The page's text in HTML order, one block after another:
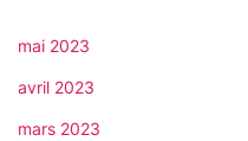
mai 2023
avril 2023
mars 2023